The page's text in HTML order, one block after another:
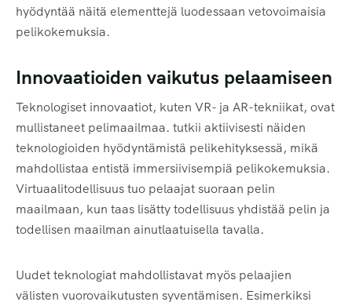
hyödyntää näitä elementtejä luodessaan vetovoimaisia
pelikokemuksia.
Innovaatioiden vaikutus pelaamiseen
Teknologiset innovaatiot, kuten VR- ja AR-tekniikat, ovat
mullistaneet pelimaailmaa. tutkii aktiivisesti näiden
teknologioiden hyödyntämistä pelikehityksessä, mikä
mahdollistaa entistä immersiivisempiä pelikokemuksia.
Virtuaalitodellisuus tuo pelaajat suoraan pelin
maailmaan, kun taas lisätty todellisuus yhdistää pelin ja
todellisen maailman ainutlaatuisella tavalla.
Uudet teknologiat mahdollistavat myös pelaajien
välisten vuorovaikutusten syventämisen. Esimerkiksi